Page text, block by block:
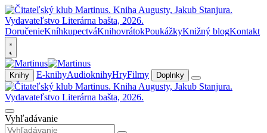
DoručenieKníhkupectváKnihovrátokPoukážkyKnižný blogKontakt
Knihy E-knihyAudioknihyHryFilmy Doplnky
Vyhľadávanie